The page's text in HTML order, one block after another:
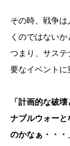
その時、戦争
くのではないか
つまり、サス
要なイベントに
「計画的な破
ナブルウォーと
のかなぁ・・・